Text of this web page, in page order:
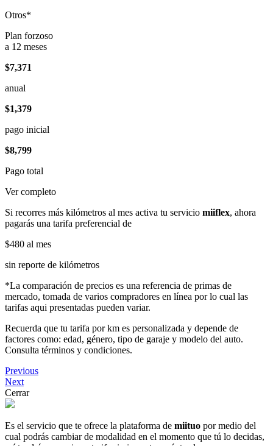
Otros*
Plan forzoso
a 12 meses
$7,371
anual
$1,379
pago inicial
$8,799
Pago total
Ver completo
Si recorres más kilómetros al mes activa tu servicio miiflex, ahora
pagarás una tarifa preferencial de
$480 al mes
sin reporte de kilómetros
*La comparación de precios es una referencia de primas de
mercado, tomada de varios compradores en línea por lo cual las
tarifas aqui presentadas pueden variar.
Recuerda que tu tarifa por km es personalizada y depende de
factores como: edad, género, tipo de garaje y modelo del auto.
Consulta términos y condiciones.
Previous
Next
Cerrar
Es el servicio que te ofrece la plataforma de miituo por medio del
cual podrás cambiar de modalidad en el momento que tú lo decidas,